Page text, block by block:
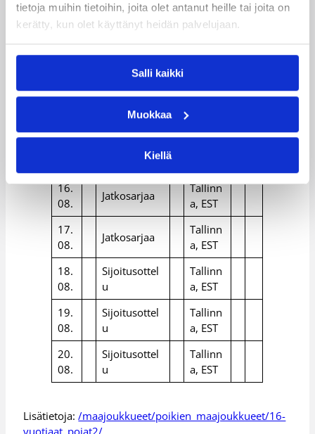
tietoja muihin tietoihin, joita olet antanut heille tai joita on
kerätty, kun olet käyttänyt heidän palvelujaan.
Salli kaikki
Muokkaa
Kiellä
13.
Suomi –
Tallinn
k
o
1
:
Jatkosarjaa
16.
08.
Jatkosarjaa
Tallinn
a, EST
17.
08.
Jatkosarjaa
Tallinn
a, EST
18.
08.
Sijoitusottel
u
Tallinn
a, EST
19.
08.
Sijoitusottel
u
Tallinn
a, EST
20.
08.
Sijoitusottel
u
Tallinn
a, EST
Lisätietoja:/maajoukkueet/poikien_maajoukkueet/16-
vuotiaat_pojat2/